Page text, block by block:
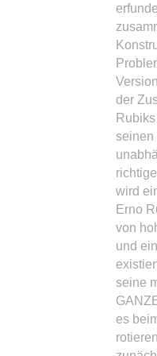
der
seinen
wird
Erno
von
und
seine
es